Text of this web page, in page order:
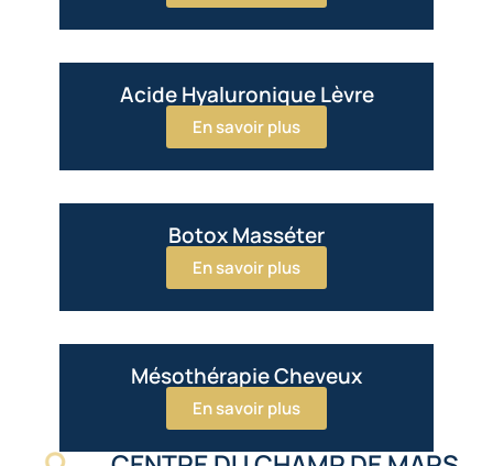
Acide Hyaluronique Lèvre
En savoir plus
Botox Masséter
En savoir plus
Mésothérapie Cheveux
En savoir plus